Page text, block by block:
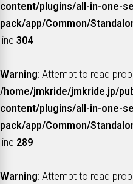
content/plugins/all-in-one-
pack/app/Common/
line 304
Warning: Attempt to read
/home/jmkride/jmkride.jp/
content/plugins/all-in-one-
pack/app/Common/
line 289
Warning: Attempt to read